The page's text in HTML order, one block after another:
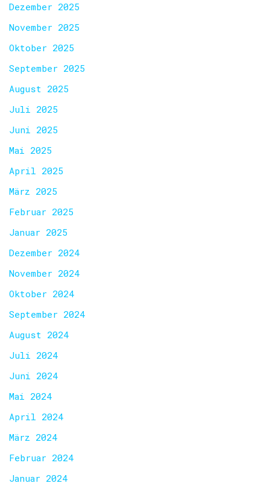
Dezember 2025
November 2025
Oktober 2025
September 2025
August 2025
Juli 2025
Juni 2025
Mai 2025
April 2025
März 2025
Februar 2025
Januar 2025
Dezember 2024
November 2024
Oktober 2024
September 2024
August 2024
Juli 2024
Juni 2024
Mai 2024
April 2024
März 2024
Februar 2024
Januar 2024